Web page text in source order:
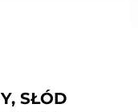
SŁÓD